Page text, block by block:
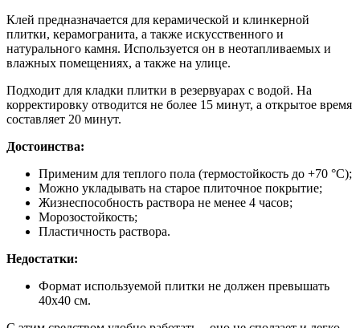
Клей предназначается для керамической и клинкерной
плитки, керамогранита, а также искусственного и
натурального камня. Используется он в неотапливаемых и
влажных помещениях, а также на улице.
Подходит для кладки плитки в резервуарах с водой. На
корректировку отводится не более 15 минут, а открытое время
составляет 20 минут.
Достоинства:
Применим для теплого пола (термостойкость до +70 °C);
Можно укладывать на старое плиточное покрытие;
Жизнеспособность раствора не менее 4 часов;
Морозостойкость;
Пластичность раствора.
Недостатки:
Формат используемой плитки не должен превышать
40х40 см.